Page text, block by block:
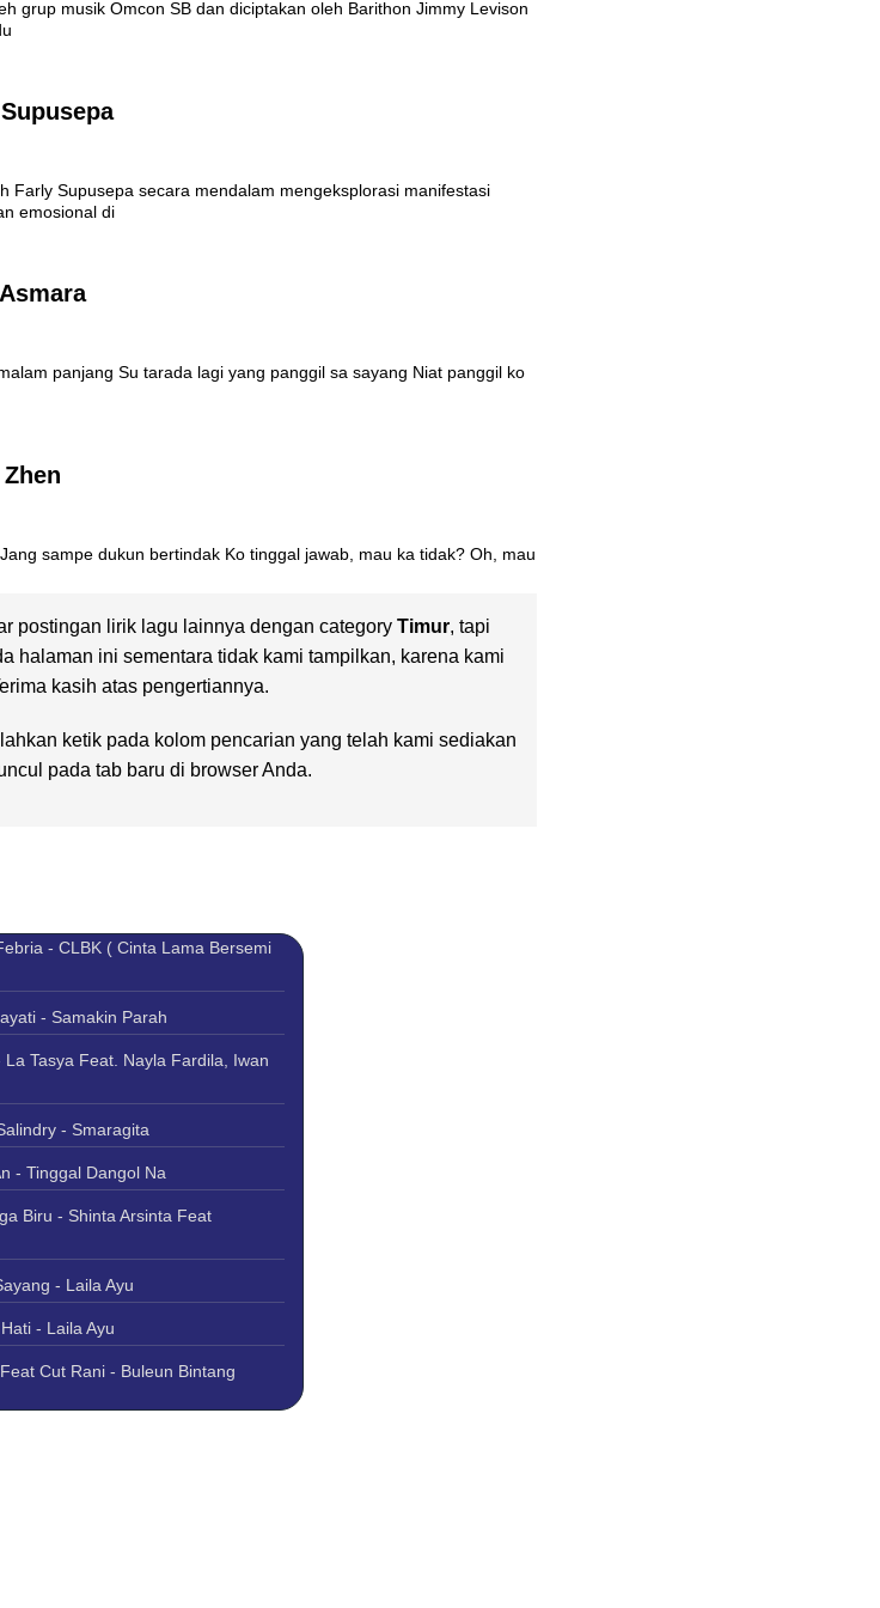
grup musik Omcon SB dan diciptakan oleh Barithon Jimmy Levison
Farly Supusepa secara mendalam mengeksplorasi manifestasi
emosional di
panjang Su tarada lagi yang panggil sa sayang Niat panggil ko
sampe dukun bertindak Ko tinggal jawab, mau ka tidak? Oh, mau
postingan lirik lagu lainnya dengan category Timur, tapi
halaman ini sementara tidak kami tampilkan, karena kami
kasih atas pengertiannya.
ketik pada kolom pencarian yang telah kami sediakan
pada tab baru di browser Anda.
- CLBK ( Cinta Lama Bersemi
- Samakin Parah
Tasya Feat. Nayla Fardila, Iwan
- Smaragita
- Tinggal Dangol Na
Biru - Shinta Arsinta Feat
- Laila Ayu
- Laila Ayu
Cut Rani - Buleun Bintang